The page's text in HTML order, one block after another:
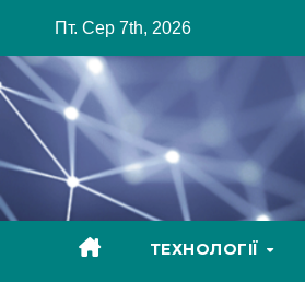
content
Пт. Сер 7th, 2026
ТЕХНОЛОГІЇ